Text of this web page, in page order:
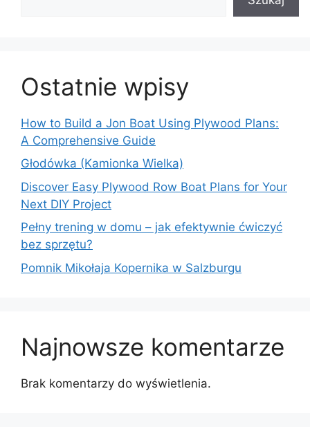
Ostatnie wpisy
How to Build a Jon Boat Using Plywood Plans:
A Comprehensive Guide
Głodówka (Kamionka Wielka)
Discover Easy Plywood Row Boat Plans for Your
Next DIY Project
Pełny trening w domu – jak efektywnie ćwiczyć
bez sprzętu?
Pomnik Mikołaja Kopernika w Salzburgu
Najnowsze komentarze
Brak komentarzy do wyświetlenia.